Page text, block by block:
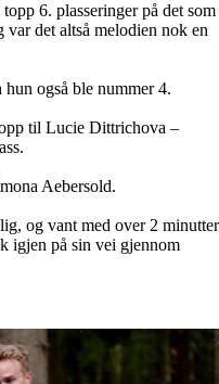
6. plasseringer på det som
det altså melodien nok en
hun også ble nummer 4.
til Lucie Dittrichova –
Aebersold.
og vant med over 2 minutter
igjen på sin vei gjennom